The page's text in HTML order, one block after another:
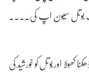
بوتل سیون اپ کی....
اور بوتل کو خورشید کی